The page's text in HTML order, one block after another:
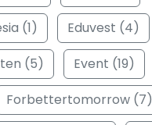
(1)
Eduvest (4)
(5)
Event (19)
Forbettertomorrow (7)